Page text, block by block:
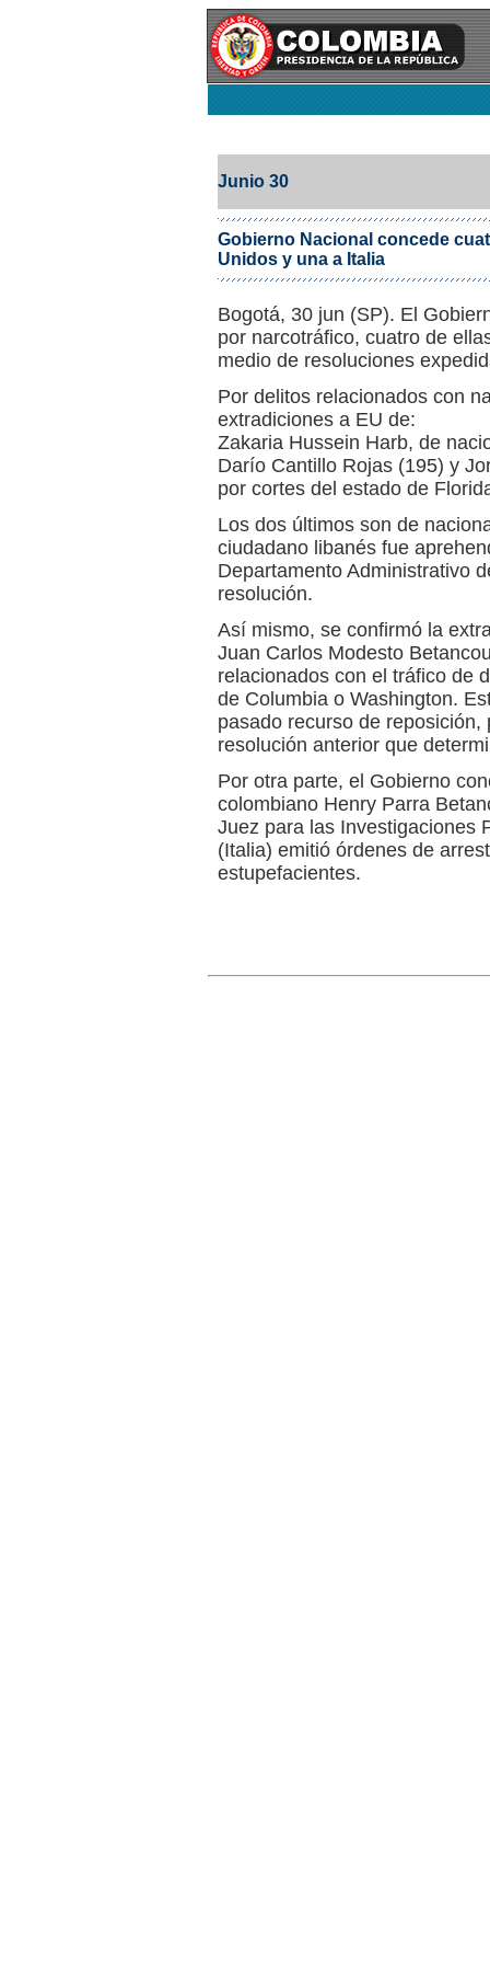
Junio 30
Gobierno Nacional concede
Unidos y una a Italia
Bogotá, 30 jun (SP). El
por narcotráfico, cuatro de
medio de resoluciones
Por delitos relacionados con
extradiciones a EU de:
Zakaria Hussein Harb, de
Darío Cantillo Rojas (195) y
por cortes del estado de
Los dos últimos son de
ciudadano libanés fue
Departamento Administrativo
resolución.
Así mismo, se confirmó la
Juan Carlos Modesto
relacionados con el tráfico de
de Columbia o Washington.
pasado recurso de
resolución anterior que
Por otra parte, el Gobierno
colombiano Henry Parra
Juez para las Investigaciones
(Italia) emitió órdenes de
estupefacientes.